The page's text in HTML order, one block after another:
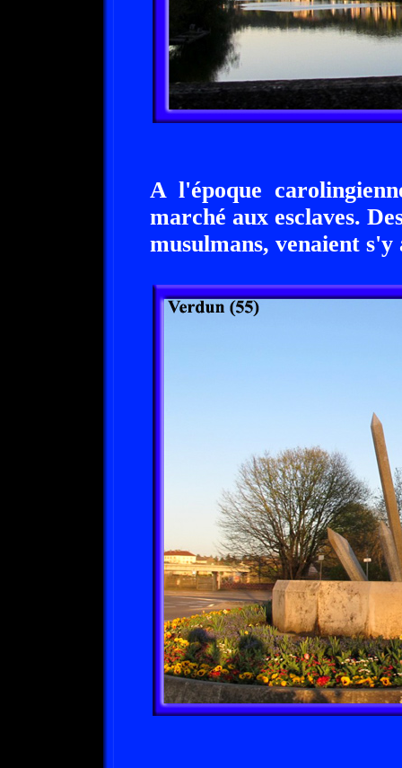
A l'époque
marché aux esclaves.
musulmans, venaient